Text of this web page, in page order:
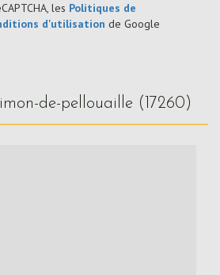
les Politiques de
d'utilisation de Google
de-pellouaille (17260)